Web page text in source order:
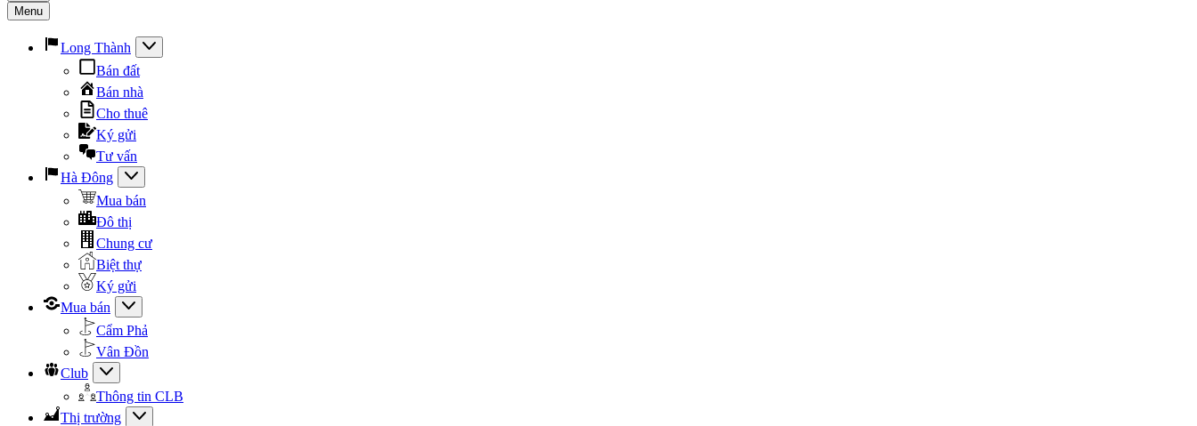
Menu
Long Thành
Bán đất
Bán nhà
Cho thuê
Ký gửi
Tư vấn
Hà Đông
Mua bán
Đô thị
Chung cư
Biệt thự
Ký gửi
Mua bán
Cẩm Phả
Vân Đồn
Club
Thông tin CLB
Thị trường